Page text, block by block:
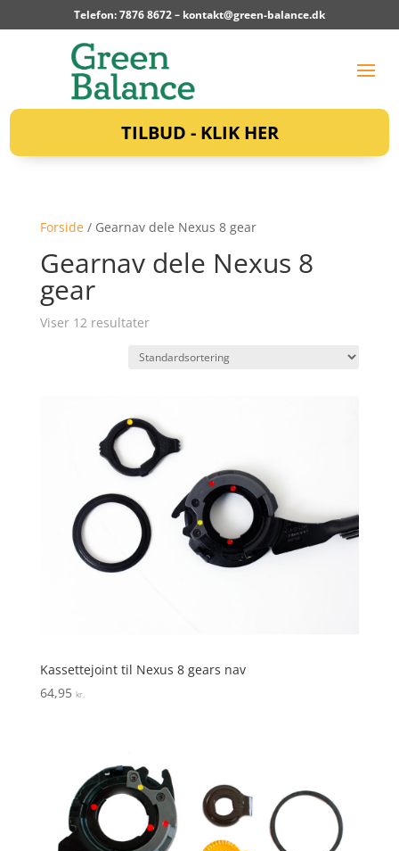
Telefon: 7876 8672 – kontakt@green-balance.dk
TILBUD - KLIK HER
Forside/ Gearnav dele Nexus 8 gear
Gearnav dele Nexus 8
gear
Viser 12 resultater
Kassettejoint til Nexus 8 gears nav
64,95 kr.